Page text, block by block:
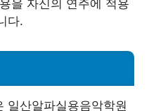
을 자신의 연주에 적용
다.
일산알파실용음악학원